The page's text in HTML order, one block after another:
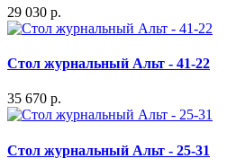
29 030 р.
Стол журнальный Альт - 41-22
35 670 р.
Стол журнальный Альт - 25-31